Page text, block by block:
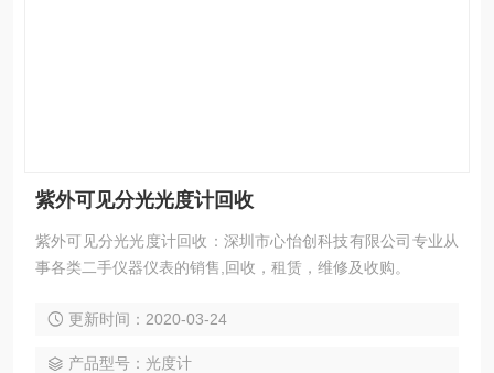
紫外可见分光光度计回收
紫外可见分光光度计回收：深圳市心怡创科技有限公司专业从
事各类二手仪器仪表的销售,回收，租赁，维修及收购。
更新时间：2020-03-24
产品型号：光度计